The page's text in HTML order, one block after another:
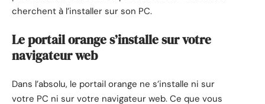
cherchent à l’installer sur son PC.
Le portail orange s’installe sur votre
navigateur web
Dans l’absolu, le portail orange ne s’installe ni sur
votre PC ni sur votre navigateur web. Ce que vous